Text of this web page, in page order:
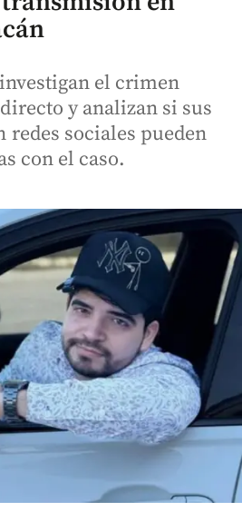
el crimen
y analizan si sus
redes sociales pueden
con el caso.